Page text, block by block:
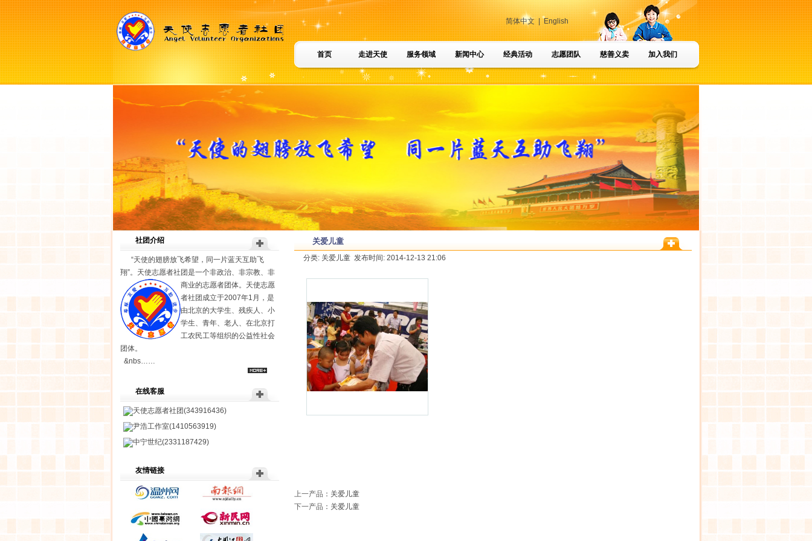
简体中文|English
首页 走进天使 服务领域 新闻中心 经典活动 志愿团队 慈善义卖 加入我们
社团介绍
“天使的翅膀放飞希望，同一片蓝天互助飞
翔”。天使志愿者社团是一个非政治、非宗教、非
商业的志愿者团体。 天使志愿
者社团成立于2007年1月，是
由北京的大学生、残疾人、小
学生、青年、老人、在北京打
工农民工等组织的公益性社会
团体。
&nbs……
在线客服
天使志愿者社团(343916436)
尹浩工作室(1410563919)
中宁世纪(2331187429)
友情链接
关爱儿童
分类: 关爱儿童 发布时间: 2014-12-13 21:06
上一产品 ： 关爱儿童
下一产品 ： 关爱儿童